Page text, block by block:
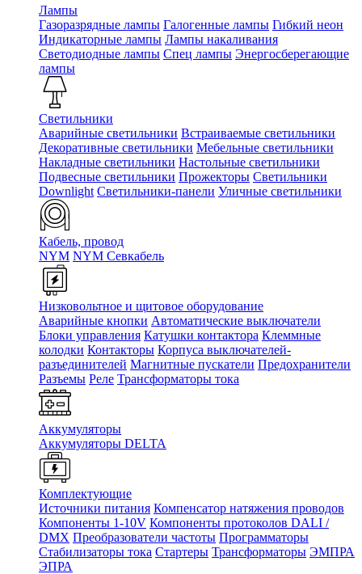
Лампы
Газоразрядные лампы Галогенные лампы Гибкий неон
Индикаторные лампы Лампы накаливания
Светодиодные лампы Спец лампы Энергосберегающие
лампы
Светильники
Аварийные светильники Встраиваемые светильники
Декоративные светильники Мебельные светильники
Накладные светильники Настольные светильники
Подвесные светильники Прожекторы Светильники
Downlight Светильники-панели Уличные светильники
Кабель, провод
NYM NYM Севкабель
Низковольтное и щитовое оборудование
Аварийные кнопки Автоматические выключатели
Блоки управления Катушки контактора Клеммные
колодки Контакторы Корпуса выключателей-
разъединителей Магнитные пускатели Предохранители
Разъемы Реле Трансформаторы тока
Аккумуляторы
Аккумуляторы DELTA
Комплектующие
Источники питания Компенсатор натяжения проводов
Компоненты 1-10V Компоненты протоколов DALI /
DMX Преобразователи частоты Программаторы
Стабилизаторы тока Стартеры Трансформаторы ЭМПРА
ЭПРА